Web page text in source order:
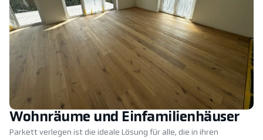
Wohnräume und Einfamilienhäuser
Parkett verlegen ist die ideale Lösung für alle, die in ihren